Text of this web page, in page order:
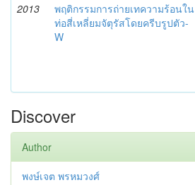
2013
พฤติกรรมการถ่ายเทความร้อนใน
ท่อสี่เหลี่ยมจัตุรัสโดยครีบรูปตัว-
W
Discover
Author
พงษ์เจต พรหมวงศ์